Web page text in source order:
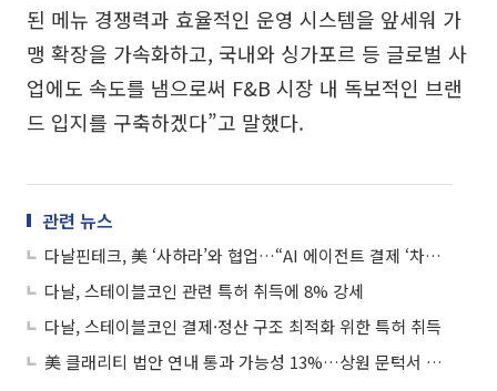
된 메뉴 경쟁력과 효율적인 운영 시스템을 앞세워 가
맹 확장을 가속화하고, 국내와 싱가포르 등 글로벌 사
업에도 속도를 냄으로써 F&B 시장 내 독보적인 브랜
드 입지를 구축하겠다”고 말했다.
관련 뉴스
다날핀테크, 美 ‘사하라’와 협업…“AI 에이전트 결제 ‘차세대 금융 시대’ 연다”
다날, 스테이블코인 관련 특허 취득에 8% 강세
다날, 스테이블코인 결제·정산 구조 최적화 위한 특허 취득
美 클래리티 법안 연내 통과 가능성 13%…상원 문턱서 제동